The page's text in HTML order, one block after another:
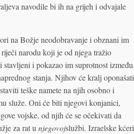
navodile bi ih na grijeh i odvajale
na Božje neodobravanje i obznani im
narodu koji je od njega tražio
i pokazao im suprotnost između
stanja. Njihov će kralj oponašati
teške namete na njih osobno i
služe. Oni će biti njegovi konjanici,
vojske, od njih će se očekivati da
za rat u njegovojslužbi. Izraelske kćeri